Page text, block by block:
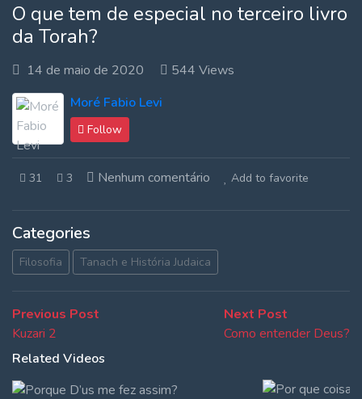
O que tem de especial no terceiro livro
da Torah?
14 de maio de 2020
544 Views
Moré Fabio Levi
Follow
31 3 Nenhum comentário Add to favorite
Categories
Filosofia Tanach e História Judaica
Navegação
de
Post
Previous Post
Kuzari 2
Next Post
post:
Como entender Deus?
Related Videos